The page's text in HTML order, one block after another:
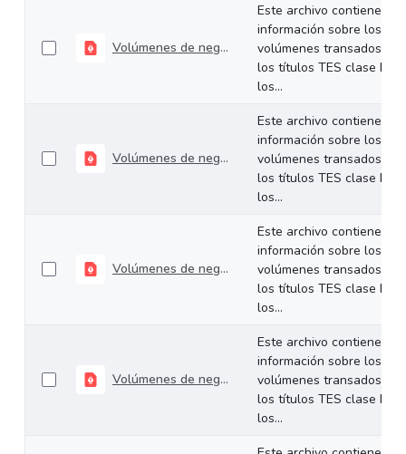
Volúmenes de negociación del 16 al 20 de marzo de 2026
Este archivo contiene
información sobre los
volúmenes transados de
los títulos TES clase B en
los...
Volúmenes de negociación del 09 al 13 de marzo de 2026
Este archivo contiene
información sobre los
volúmenes transados de
los títulos TES clase B en
los...
Volúmenes de negociación del 02 al 06 de marzo de 2026
Este archivo contiene
información sobre los
volúmenes transados de
los títulos TES clase B en
los...
Volúmenes de negociación del 23 al 27 de febrero de 2026
Este archivo contiene
información sobre los
volúmenes transados de
los títulos TES clase B en
los...